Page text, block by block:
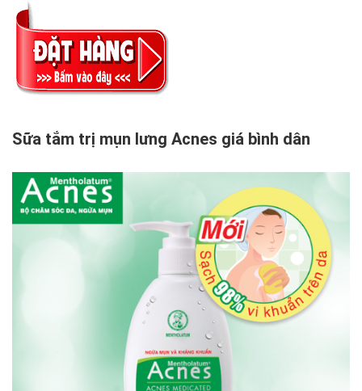
Sữa tắm trị mụn lưng Acnes giá bình dân